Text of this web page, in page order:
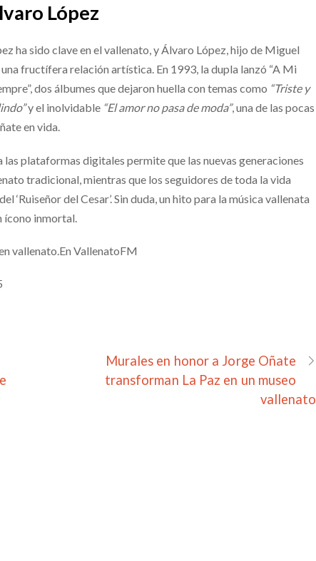
López
ha sido clave en el vallenato, y Álvaro López, hijo de Miguel
fructífera relación artística. En 1993, la dupla lanzó “A Mi
dos álbumes que dejaron huella con temas como “Triste y
y el inolvidable “El amor no pasa de moda”, una de las pocas
en vida.
las plataformas digitales permite que las nuevas generaciones
tradicional, mientras que los seguidores de toda la vida
‘Ruiseñor del Cesar’. Sin duda, un hito para la música vallenata
ícono inmortal.
vallenato.En VallenatoFM
Murales en honor a Jorge Oñate
transforman La Paz en un museo
vallenato